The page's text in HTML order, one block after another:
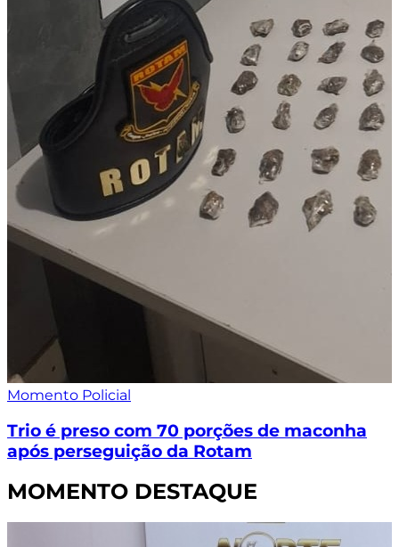
Momento Policial
Trio é preso com 70 porções de maconha
após perseguição da Rotam
MOMENTO DESTAQUE